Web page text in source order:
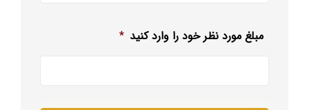
مبلغ مورد نظر خود را وارد کنید *